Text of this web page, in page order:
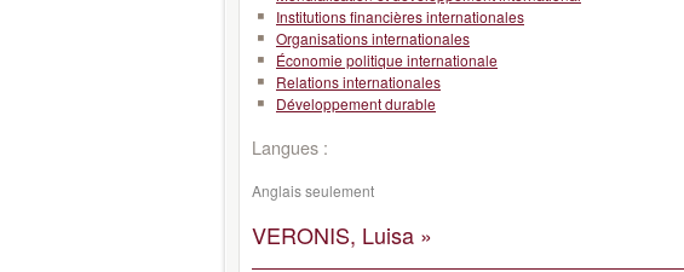
Institutions financières internationales
Organisations internationales
Économie politique internationale
Relations internationales
Développement durable
Langues :
Anglais seulement
VERONIS, Luisa »